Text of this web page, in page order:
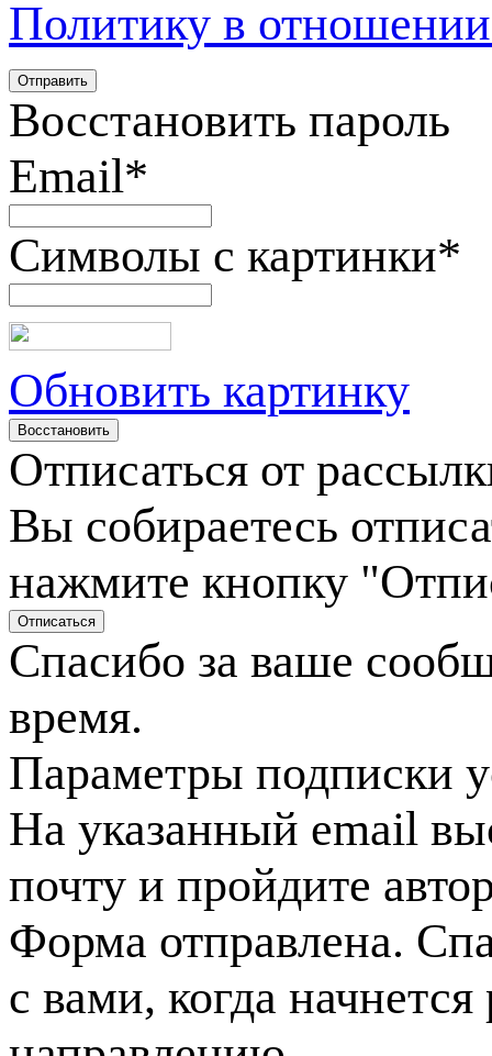
Политику в
Восстановить пароль
Email*
Символы с картинки*
Обновить картинку
Отписаться от
Вы собираетесь
нажмите кнопку
Спасибо за ваше
время.
Параметры подписки
На указанный email
почту и пройдите
Форма отправлена.
с вами, когда